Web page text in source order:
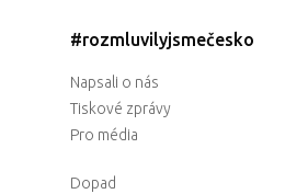
#rozmluvilyjsmečesko
Napsali o nás
Tiskové zprávy
Pro média
Dopad